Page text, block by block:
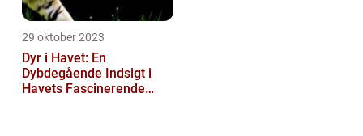
29 oktober 2023
Dyr i Havet: En
Dybdegående Indsigt i
Havets Fascinerende